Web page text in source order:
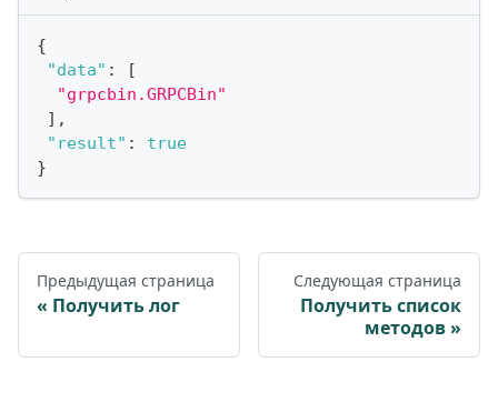
{
"data" :
[
"grpcbin.GRPCBin"
] ,
"result" :
true
}
Предыдущая страница
Получить лог
Следующая страница
Получить список
методов